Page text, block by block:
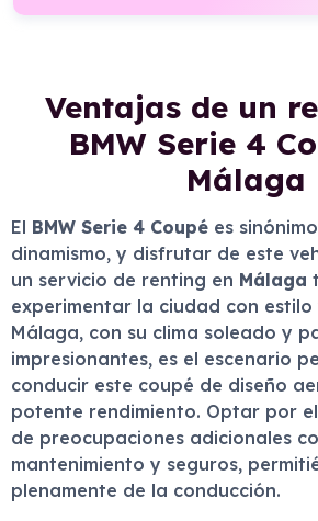
Ventajas de un
BMW Serie 4
Málaga
El BMW Serie 4 Coupé es
dinamismo, y disfrutar de este
un servicio de renting en Málaga
experimentar la ciudad con
Málaga, con su clima soleado y
impresionantes, es el escenario
conducir este coupé de diseño
potente rendimiento. Optar por
de preocupaciones adicionales
mantenimiento y seguros,
plenamente de la conducción.